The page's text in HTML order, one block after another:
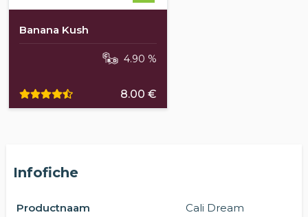
Banana Kush
4.90 %
8.00 €
Infofiche
Productnaam Cali Dream